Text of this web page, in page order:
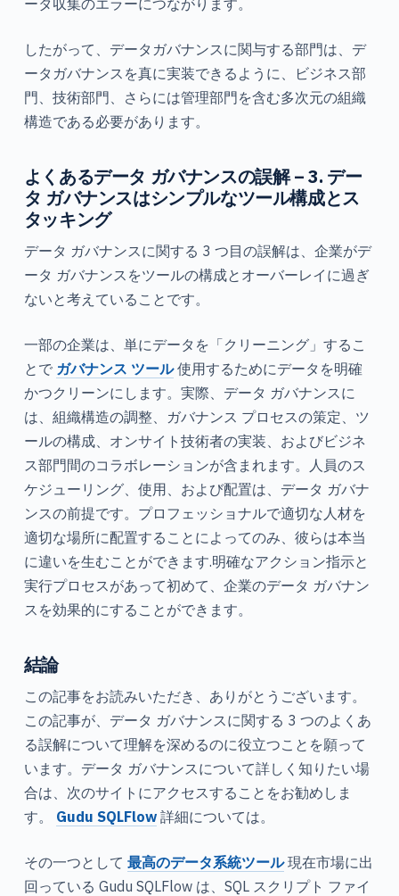
したがって、データガバナンスに関与する部門は、デ
ータガバナンスを真に実装できるように、ビジネス部
門、技術部門、さらには管理部門を含む多次元の組織
構造である必要があります。
よくあるデータ ガバナンスの誤解 – 3. デー
タ ガバナンスはシンプルなツール構成とス
タッキング
データ ガバナンスに関する 3 つ目の誤解は、企業がデ
ータ ガバナンスをツールの構成とオーバーレイに過ぎ
ないと考えていることです。
一部の企業は、単にデータを「クリーニング」するこ
とで ガバナンス ツール使用するためにデータを明確
かつクリーンにします。実際、データ ガバナンスに
は、組織構造の調整、ガバナンス プロセスの策定、ツ
ールの構成、オンサイト技術者の実装、およびビジネ
ス部門間のコラボレーションが含まれます。人員のス
ケジューリング、使用、および配置は、データ ガバナ
ンスの前提です。プロフェッショナルで適切な人材を
適切な場所に配置することによってのみ、彼らは本当
に違いを生むことができます.明確なアクション指示と
実行プロセスがあって初めて、企業のデータ ガバナン
スを効果的にすることができます。
結論
この記事をお読みいただき、ありがとうございます。
この記事が、データ ガバナンスに関する 3 つのよくあ
る誤解について理解を深めるのに役立つことを願って
います。データ ガバナンスについて詳しく知りたい場
合は、次のサイトにアクセスすることをお勧めしま
す。 Gudu SQLFlow詳細については。
その一つとして 最高のデータ系統ツール現在市場に出
回っている Gudu SQLFlow は、SQL スクリプト ファイ